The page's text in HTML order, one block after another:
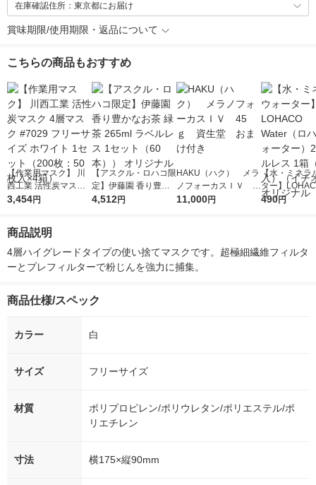
在庫確認住所：東京都にお届け
賞味期限/使用期限・返品について
こちらの商品もおすすめ
【作業用マスク】 川
西工業 活性炭マスク
4層マスク #7029 フリ
入×4箱）
3,454円
【アスクル・ロハコ限
定】伊藤園 香り豊か
なお茶 緑茶 265ml ラ
4,512円
HAKU（ハク） メラ
ノフォーカスＩＶ 4
5ｇ 資生堂 おまけ
11,000円
【水・ミネラ
ター】
r（ロハコウ
490円
商品説明
4層ハイグレードタイプの使い捨てマスクです。超極細繊維フィルタ
ーとプレフィルターで粉じんを強力に捕集。
商品仕様/スペック
カラー 白
サイズ フリーサイズ
材質
ポリプロピレン/ポリウレタン/ポリエステル/ポ
リエチレン
寸法 横175×縦90mm